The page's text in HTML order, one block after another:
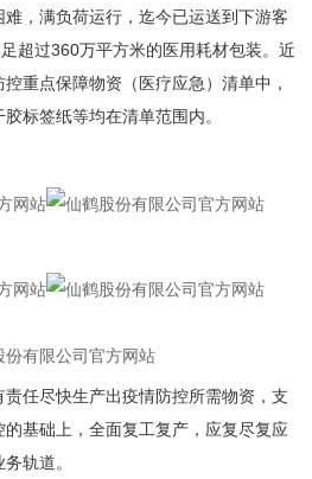
，满负荷运行，迄今已运送到下游客
超过360万平方米的医用耗材包装。近
重点保障物资（医疗应急）清单中，
标签纸等均在清单范围内。
任尽快生产出疫情防控所需物资，支
基础上，全面复工复产，应复尽复应
轨道。